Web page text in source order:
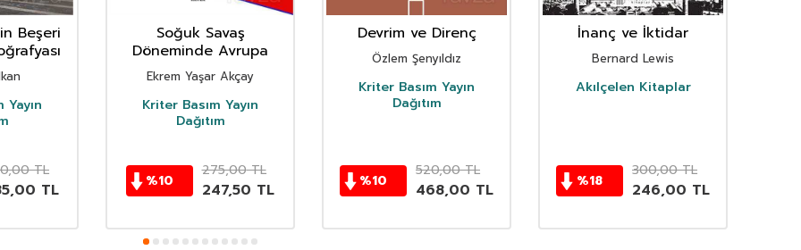
Beşeri
Yayın
TL
TL
Soğuk Savaş
Döneminde Avrupa
Ekrem Yaşar Akçay
Kriter Basım Yayın
Dağıtım
%10
275,00TL
247,50 TL
Devrim ve Direnç
Özlem Şenyıldız
Kriter Basım Yayın
Dağıtım
%10
520,00TL
468,00 TL
İnanç ve İktidar
Bernard Lewis
Akılçelen Kitaplar
%18
300,00TL
246,00 TL